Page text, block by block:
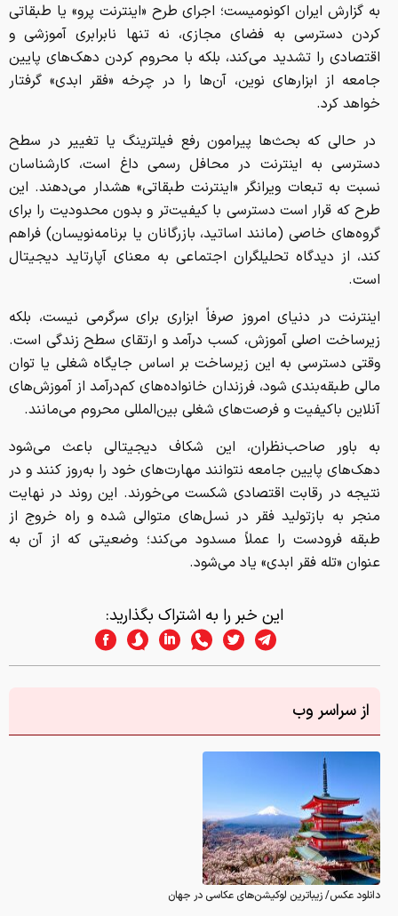
به گزارش ایران اکونومیست؛ اجرای طرح «اینترنت پرو» یا طبقاتی
کردن دسترسی به فضای مجازی، نه تنها نابرابری آموزشی و
اقتصادی را تشدید می‌کند، بلکه با محروم کردن دهک‌های پایین
جامعه از ابزارهای نوین، آن‌ها را در چرخه «فقر ابدی» گرفتار
خواهد کرد.
در حالی که بحث‌ها پیرامون رفع فیلترینگ یا تغییر در سطح
دسترسی به اینترنت در محافل رسمی داغ است، کارشناسان
نسبت به تبعات ویرانگر «اینترنت طبقاتی» هشدار می‌دهند. این
طرح که قرار است دسترسی با کیفیت‌تر و بدون محدودیت را برای
گروه‌های خاصی (مانند اساتید، بازرگانان یا برنامه‌نویسان) فراهم
کند، از دیدگاه تحلیلگران اجتماعی به معنای آپارتاید دیجیتال
است.
اینترنت در دنیای امروز صرفاً ابزاری برای سرگرمی نیست، بلکه
زیرساخت اصلی آموزش، کسب درآمد و ارتقای سطح زندگی است.
وقتی دسترسی به این زیرساخت بر اساس جایگاه شغلی یا توان
مالی طبقه‌بندی شود، فرزندان خانواده‌های کم‌درآمد از آموزش‌های
آنلاین باکیفیت و فرصت‌های شغلی بین‌المللی محروم می‌مانند.
به باور صاحب‌نظران، این شکاف دیجیتالی باعث می‌شود
دهک‌های پایین جامعه نتوانند مهارت‌های خود را به‌روز کنند و در
نتیجه در رقابت اقتصادی شکست می‌خورند. این روند در نهایت
منجر به بازتولید فقر در نسل‌های متوالی شده و راه خروج از
طبقه فرودست را عملاً مسدود می‌کند؛ وضعیتی که از آن به
عنوان «تله فقر ابدی» یاد می‌شود.
این خبر را به اشتراک بگذارید:
از سراسر وب
دانلود عکس/ زیباترین لوکیشن‌های عکاسی در جهان